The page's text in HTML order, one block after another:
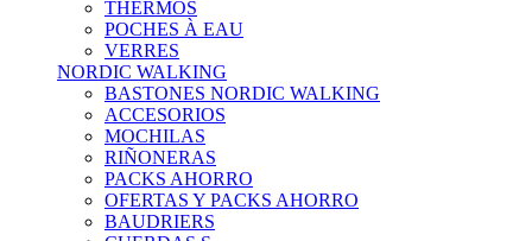
THERMOS
POCHES À EAU
VERRES
NORDIC WALKING
BASTONES NORDIC WALKING
ACCESORIOS
MOCHILAS
RIÑONERAS
PACKS AHORRO
OFERTAS Y PACKS AHORRO
BAUDRIERS